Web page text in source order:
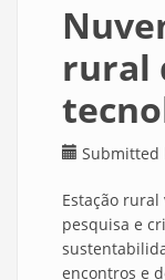
rural
Submitted
Estação
pesquisa e
encontros e